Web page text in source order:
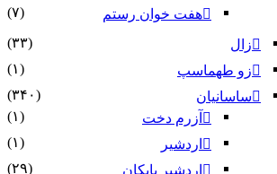
هفت خوان رستم‏
(۷)
زال
(۳۳)
زو طهماسپ‏
(۱)
ساسانیان
(۳۴۰)
آزرم دخت
(۱)
اردشیر
(۱)
اردشیر بابکان
(۲۹)